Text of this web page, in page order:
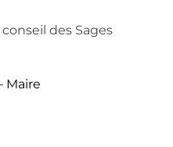
des Sages
Maire